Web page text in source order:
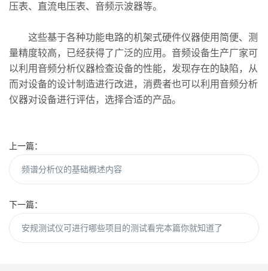
压表、直流电压表、音频示波器等。
这些基于各种功能电路的机架式硬件仪器使用简便、测
量精度较高，已经获得了广泛的应用。音频设备生产厂家可
以利用音频分析仪器检查设备的性能，发现存在的缺陷，从
而对设备的设计制造进行改进，消费者也可以利用音频分析
仪器对设备进行评估，选择合适的产品。
上一篇：
频谱分析仪的基础概述内容
下一篇：
安规测试仪可进行哪些项目的测试看完本篇你就知道了